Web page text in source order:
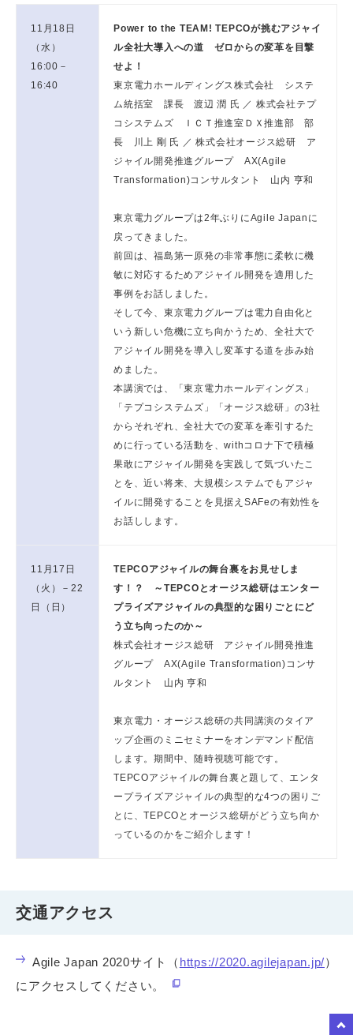
11月18日
（水）
16:00－
16:40
Power to the TEAM! TEPCOが挑むアジャイ
ル全社大導入への道 ゼロからの変革を目撃
せよ！
東京電力ホールディングス株式会社 システ
ム統括室 課長 渡辺 潤 氏 ／ 株式会社テプ
コシステムズ ＩＣＴ推進室ＤＸ推進部 部
長 川上 剛 氏 ／ 株式会社オージス総研 ア
ジャイル開発推進グループ AX(Agile
Transformation)コンサルタント 山内 亨和
東京電力グループは2年ぶりにAgile Japanに
戻ってきました。
前回は、福島第一原発の非常事態に柔軟に機
敏に対応するためアジャイル開発を適用した
事例をお話しました。
そして今、東京電力グループは電力自由化と
いう新しい危機に立ち向かうため、全社大で
アジャイル開発を導入し変革する道を歩み始
めました。
本講演では、「東京電力ホールディングス」
「テプコシステムズ」「オージス総研」の3社
からそれぞれ、全社大での変革を牽引するた
めに行っている活動を、withコロナ下で積極
果敢にアジャイル開発を実践して気づいたこ
とを、近い将来、大規模システムでもアジャ
イルに開発することを見据えSAFeの有効性を
お話しします。
11月17日
（火）－22
日（日）
TEPCOアジャイルの舞台裏をお見せしま
す！？ ～TEPCOとオージス総研はエンター
プライズアジャイルの典型的な困りごとにど
う立ち向ったのか～
株式会社オージス総研 アジャイル開発推進
グループ AX(Agile Transformation)コンサ
ルタント 山内 亨和
東京電力・オージス総研の共同講演のタイア
ップ企画のミニセミナーをオンデマンド配信
します。期間中、随時視聴可能です。
TEPCOアジャイルの舞台裏と題して、エンタ
ープライズアジャイルの典型的な4つの困りご
とに、TEPCOとオージス総研がどう立ち向か
っているのかをご紹介します！
交通アクセス
Agile Japan 2020サイト（ https://2020.agilejapan.jp/）
にアクセスしてください。